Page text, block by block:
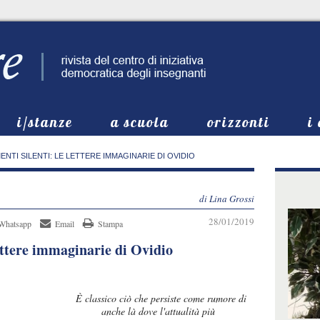
i/stanze a scuola orizzonti i
SILENTI: LE LETTERE IMMAGINARIE DI OVIDIO
di Lina Grossi
Email Stampa 28/01/2019
immaginarie di Ovidio
persiste come rumore di
dove l'attualità più